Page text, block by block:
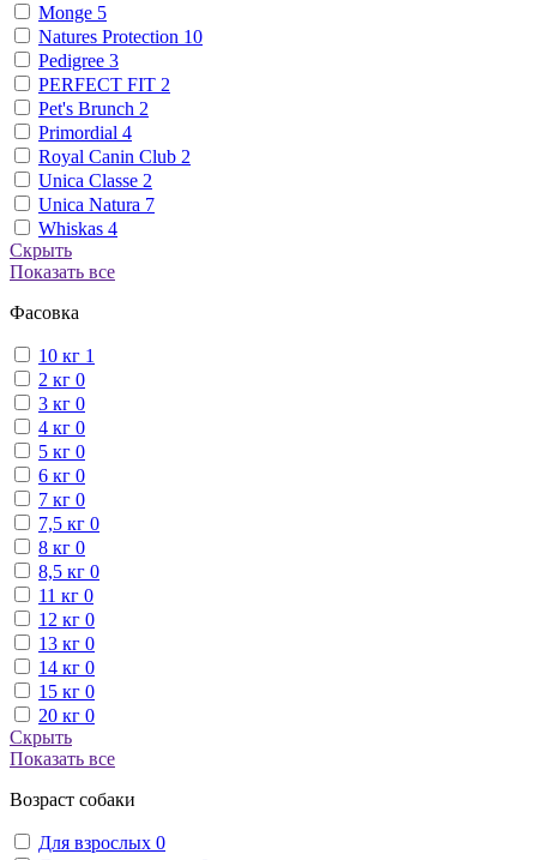
Monge 5
Natures Protection 10
Pedigree 3
PERFECT FIT 2
Pet's Brunch 2
Primordial 4
Royal Canin Club 2
Unica Classe 2
Unica Natura 7
Whiskas 4
Скрыть
Показать все
Фасовка
10 кг 1
2 кг 0
3 кг 0
4 кг 0
5 кг 0
6 кг 0
7 кг 0
7,5 кг 0
8 кг 0
8,5 кг 0
11 кг 0
12 кг 0
13 кг 0
14 кг 0
15 кг 0
20 кг 0
Скрыть
Показать все
Возраст собаки
Для взрослых 0